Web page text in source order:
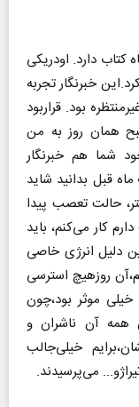
کتاب دارد. اودریکی
خبرنگار تجربه
بود. قراربود
همان روز به من
شما هم خبرنگار
قبل بدانید شاید
حالت تعصب پیدا
کار می‌کنم، باید
دلیل انرژی خاصی
روزهیچ استرسی
موثر بود،چون
همه آن ناشران و
خیلی‌جالب
می‌پرسیدند.